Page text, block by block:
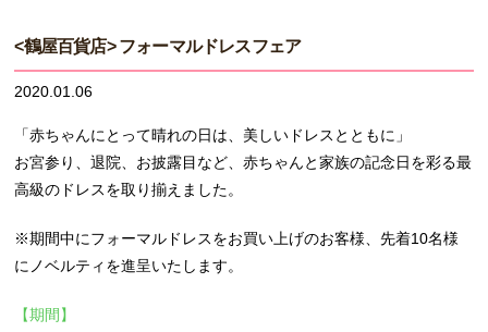
<鶴屋百貨店> フォーマルドレスフェア
2020.01.06
「赤ちゃんにとって晴れの日は、美しいドレスとともに」
お宮参り、退院、お披露目など、赤ちゃんと家族の記念日を彩る最
高級のドレスを取り揃えました。
※期間中にフォーマルドレスをお買い上げのお客様、先着10名様
にノベルティを進呈いたします。
【期間】